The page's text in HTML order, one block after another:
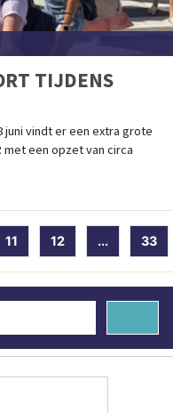
TIJDENS
juni vindt er een extra grote
met een opzet van circa
11 12 ... 33